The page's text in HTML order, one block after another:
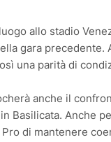
allo stadio
gara precedente.
una parità di
anche il
Basilicata. Anche
di mantenere